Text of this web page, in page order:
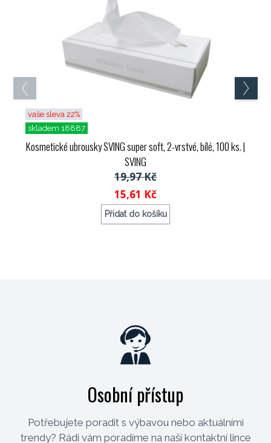
vaše sleva 22%
skladem 18887
Kosmetické ubrousky SVING super soft, 2-vrstvé, bílé, 100 ks.|
SVING
19,97 Kč
15,61 Kč
Přidat do košíku
Osobní přístup
Potřebujete poradit s výbavou nebo aktuálními
trendy? Rádi vám poradíme na naší kontaktní lince